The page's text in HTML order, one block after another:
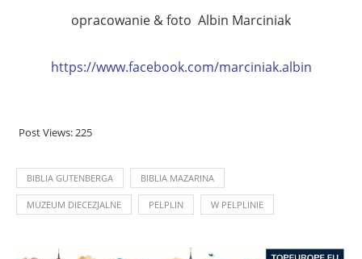
opracowanie & foto Albin Marciniak
https://www.facebook.com/marciniak.albin
Post Views:225
BIBLIA GUTENBERGA BIBLIA MAZARINA
MUZEUM DIECEZJALNE PELPLIN W PELPLINIE